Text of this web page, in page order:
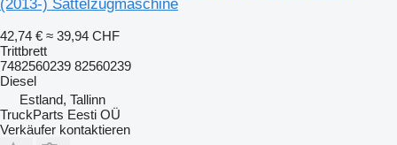
(2013-) Sattelzugmaschine
42,74 € ≈ 39,94 CHF
Trittbrett
7482560239 82560239
Diesel
Estland, Tallinn
TruckParts Eesti OÜ
Verkäufer kontaktieren